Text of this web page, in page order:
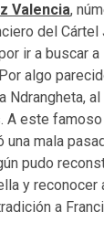
Valencia,
del
ir a buscar
algo
Ndrangheta,
A este
mala
pudo
y reconocer
a